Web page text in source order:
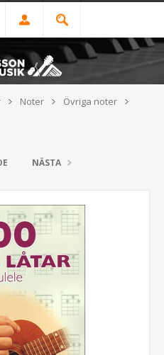
Noter
Övriga noter
NÄSTA